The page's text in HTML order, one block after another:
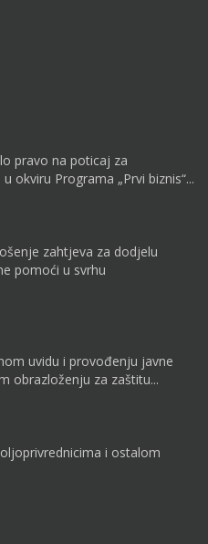
pravo na poticaj za
okviru Programa „Prvi biznis“...
zahtjeva za dodjelu
pomoći u svrhu
uvidu i provođenju javne
obrazloženju za zaštitu...
i ostalom